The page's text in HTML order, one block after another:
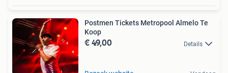
Postmen Tickets Metropool Almelo Te
Koop
€ 49,00 Details